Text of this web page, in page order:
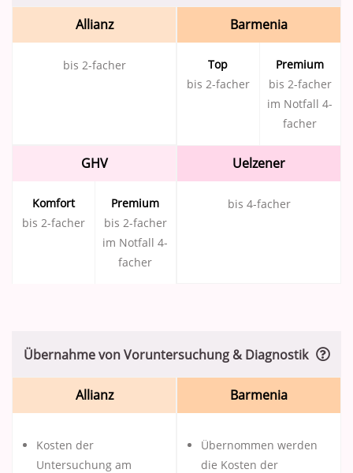
Allianz
bis 2-facher
Barmenia
Top
bis 2-facher
Premium
bis 2-facher
im Notfall 4-
facher
GHV
Komfort
bis 2-facher
Premium
bis 2-facher
im Notfall 4-
facher
Uelzener
bis 4-facher
Übernahme von Voruntersuchung & Diagnostik
Allianz
Kosten der
Untersuchung am
Barmenia
Übernommen werden
die Kosten der